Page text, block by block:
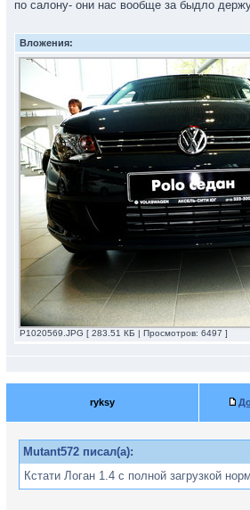
по салону- они нас вообще за быдло
Вложения:
P1020569.JPG [ 283.51 КБ | Просмотров: 6497 ]
ryksy
Mutant572 писал(а):
Кстати Логан 1.4 с полной загрузкой